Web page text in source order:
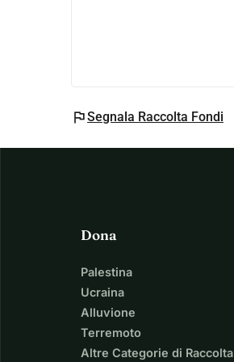
flagSegnala Raccolta Fondi
Dona
Palestina
Ucraina
Alluvione
Terremoto
Altre Categorie di